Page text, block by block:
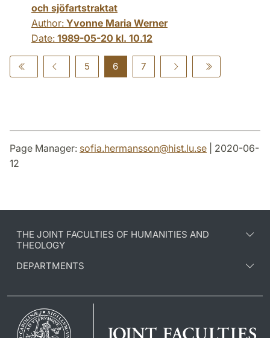
och sjöfartstraktat
Author: Yvonne Maria Werner
Date: 1989-05-20 kl. 10.12
5 6 7
Page Manager: sofia.hermansson@hist.lu.se | 2020-06-
12
THE JOINT FACULTIES OF HUMANITIES AND
THEOLOGY
DEPARTMENTS